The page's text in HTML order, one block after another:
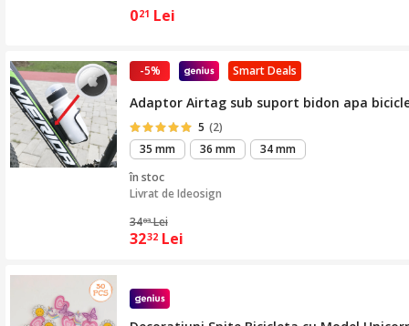
021 Lei
Smart Deals
-5%
Adaptor Airtag sub suport bidon apa
5 (2)
35 mm
36 mm
34 mm
în stoc
Livrat deIdeosign
3403 Lei
3232 Lei